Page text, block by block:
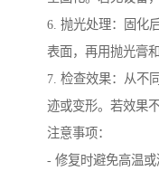
6. 抛光处理：固化
表面，再用抛光膏
7. 检查效果：从不
迹或变形。若效果
注意事项：
- 修复时避免高温或